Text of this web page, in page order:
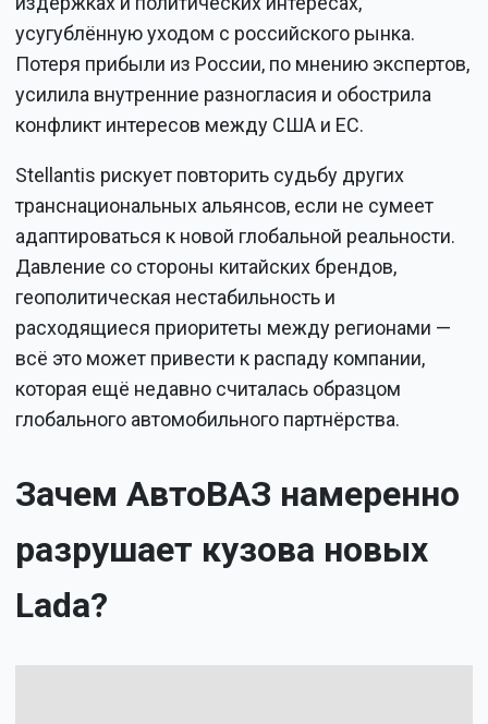
усугублённую уходом с российского рынка.
Потеря прибыли из России, по мнению экспертов,
усилила внутренние разногласия и обострила
конфликт интересов между США и ЕС.
Stellantis рискует повторить судьбу других
транснациональных альянсов, если не сумеет
адаптироваться к новой глобальной реальности.
Давление со стороны китайских брендов,
геополитическая нестабильность и
расходящиеся приоритеты между регионами —
всё это может привести к распаду компании,
которая ещё недавно считалась образцом
глобального автомобильного партнёрства.
Зачем АвтоВАЗ намеренно
разрушает кузова новых
Lada?